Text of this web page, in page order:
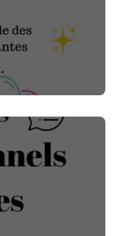
et